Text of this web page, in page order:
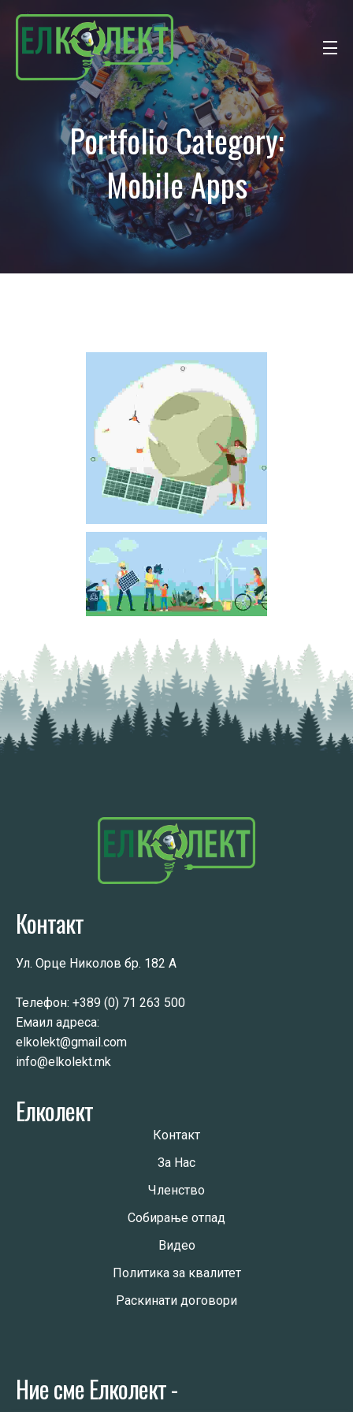
Portfolio Category:
Mobile Apps
Контакт
Ул. Орце Николов бр. 182 А
Телефон: +389 (0) 71 263 500
Емаил адреса:
elkolekt@gmail.com
info@elkolekt.mk
Елколект
Контакт
За Нас
Членство
Собирање отпад
Видео
Политика за квалитет
Раскинати договори
Ние сме Елколект -